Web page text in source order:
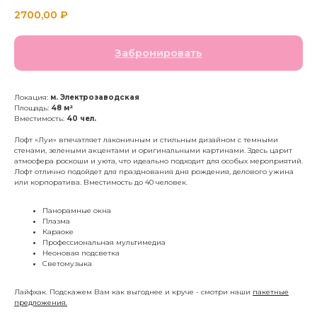
2700,00 ₽
Забронировать
Локация: м. Электрозаводская
Площадь: 48 м²
Вместимость: 40 чел.
Лофт «Луи» впечатляет лаконичным и стильным дизайном с темными
стенами, зелеными акцентами и оригинальными картинами. Здесь царит
атмосфера роскоши и уюта, что идеально подходит для особых мероприятий.
Лофт отлично подойдет для празднования дня рождения, делового ужина
или корпоратива. Вместимость до 40 человек.
Панорамные окна
Плазма
Караоке
Профессиональная мультимедиа
Неоновая подсветка
Светомузыка
Лайфхак. Подскажем Вам как выгоднее и круче - смотри наши пакетные
предложения.